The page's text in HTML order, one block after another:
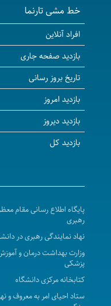
۲۰۲۷-۲۰۲۶ میلادی)
آگهی مزایده
( بخش سرپایی )
بیجار
آگهی مناقصه
نسخه پیچی و
درمانی توحید در سال
and
2026- 2027
فراخوان
الملل در سال تحصیلی 1405-
پزشکی ، آموزشی و
آگهی
سابق واقع درمرکز
قیمت پیشنهادی در سال
خط مشی تارنما
افراد آنلاین
بازدید صفحه جاری
تاریخ بروز رسانی
بازدید امروز
بازدید دیروز
بازدید کل
پایگاه اطلاع رسانی مقام
رهبری
نهاد نمایندگی رهبری در
وزارت بهداشت درمان و
پزشکی
کتابخانه مرکزی دانشگاه
ستاد احیای امر به معروف و